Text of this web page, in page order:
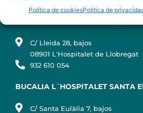
Política de cookiesPolítica de
C/ Lleida 28, bajos
08901 L'Hospitalet de Llobregat
932 610 054
BUCALIA L´HOSPITALET SANTA
C/ Santa Eulàlia 7, bajos